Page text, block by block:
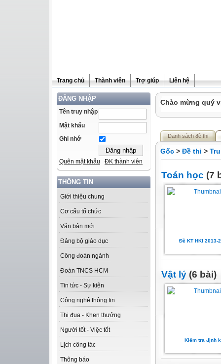
Trang chủ Thành viên Trợ giúp Liên hệ
ĐĂNG NHẬP
Tên truy nhập
Mật khẩu
Ghi nhớ
Quên mật khẩu ĐK thành viên
THÔNG TIN
Giới thiệu chung
Cơ cấu tổ chức
Văn bản mới
Đảng bộ giáo dục
Công đoàn ngành
Đoàn TNCS HCM
Tin tức - Sự kiện
Công nghệ thông tin
Thi đua - Khen thưởng
Người tốt - Việc tốt
Lịch công tác
Thông báo
Chào mừng quý
Danh sách đề thi
Gốc > Đề thi >
Toán học (7
Đề KT HKI 2013-
Vật lý (6 bài)
Kiểm tra định